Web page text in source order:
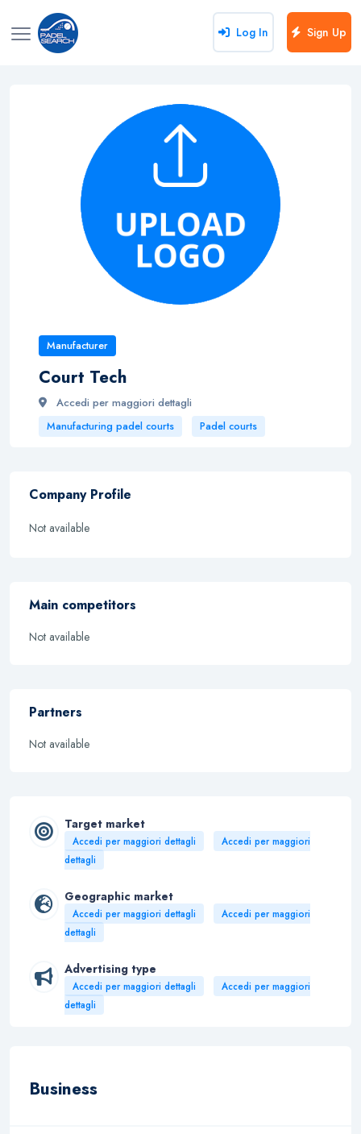
Log In Sign Up
Manufacturer
Court Tech
Accedi per maggiori dettagli
Manufacturing padel courts Padel courts
Company Profile
Not available
Main competitors
Not available
Partners
Not available
Target market
Accedi per maggiori dettagli
Accedi per maggiori
dettagli
Geographic market
Accedi per maggiori dettagli
Accedi per maggiori
dettagli
Advertising type
Accedi per maggiori dettagli
Accedi per maggiori
dettagli
Business